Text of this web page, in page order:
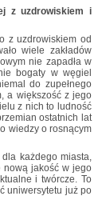
z uzdrowiskiem i
z uzdrowiskiem od
wiele zakładów
nie zapadła w
bogaty w węgiel
do zupełnego
a większość z jego
z nich to ludność
ostatnich lat
wiedzy o rosnącym
dla każdego miasta,
nową jakość w jego
i twórcze. To
uniwersytetu już po